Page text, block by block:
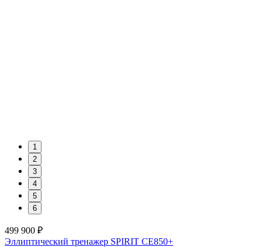
1
2
3
4
5
6
499 900 ₽
Эллиптический тренажер SPIRIT CE850+